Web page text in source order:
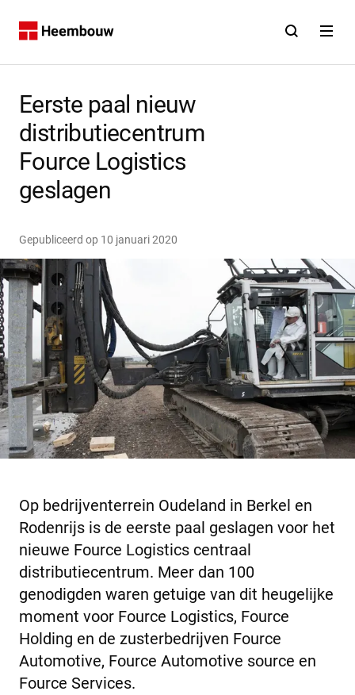
Home Open Open
Contact
Eerste paal nieuw
distributiecentrum
Fource Logistics
geslagen
Gepubliceerd op 10 januari 2020
Op bedrijventerrein Oudeland in Berkel en
Rodenrijs is de eerste paal geslagen voor het
nieuwe Fource Logistics centraal
distributiecentrum. Meer dan 100
genodigden waren getuige van dit heugelijke
moment voor Fource Logistics, Fource
Holding en de zusterbedrijven Fource
Automotive, Fource Automotive source en
Fource Services.